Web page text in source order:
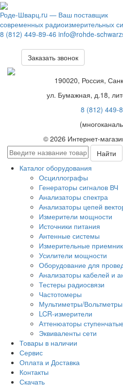
Роде-Шварц.ru — Ваш поставщик
современных радиоизмерительных
8 (812) 449-89-46 info@rohde-
Заказать звонок
190020, Россия,
ул. Бумажная, д.18,
8 (812) 449-
© 2026 Интернет-
Найти
Каталог оборудования
Осциллографы
Генераторы сигналов ВЧ
Анализаторы спектра
Анализаторы цепей
Измерители мощности
Источники питания
Антенные системы
Измерительные
Усилители мощности
Оборудование для
Анализаторы кабелей и
Тестеры радиосвязи
Частотомеры
Мультиметры/Вольтметры
LCR-измерители
Аттенюаторы
Эквиваленты сети
Товары в наличии
Сервис
Оплата и Доставка
Контакты
Скачать